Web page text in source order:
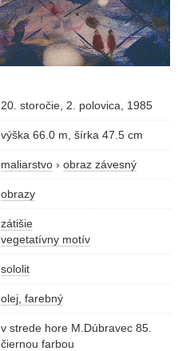
20. storočie, 2. polovica, 1985
výška 66.0 m, šírka 47.5 cm
maliarstvo › obraz závesný
obrazy
zátišie
vegetatívny motív
sololit
olej, farebný
v strede hore M.Dúbravec 85.
čiernou farbou